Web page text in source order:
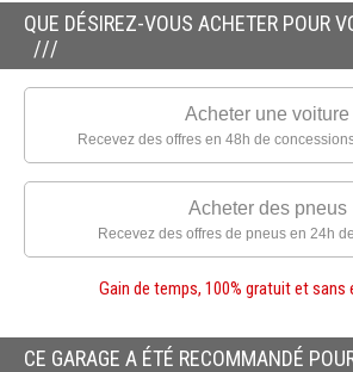
QUE DÉSIREZ-VOUS ACHETER POUR
Acheter une voiture
Recevez des offres en 48h de
Acheter des pneus
Recevez des offres de pneus en 24h
Gain de temps, 100% gratuit et sans
CE GARAGE A ÉTÉ RECOMMANDÉ